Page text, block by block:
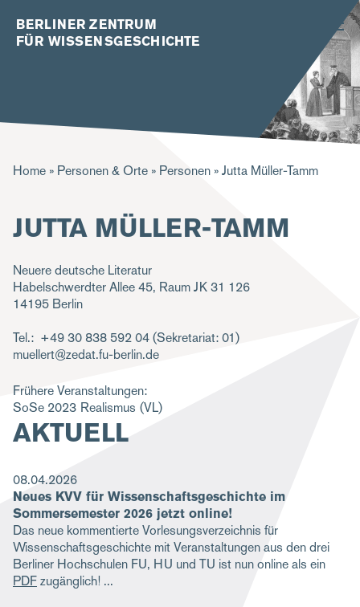
BERLINER ZENTRUM
FÜR WISSENSGESCHICHTE
P
a
n
a
v
i
g
a
t
o
n
Home Personen & Orte Personen Jutta Müller-Tamm
JUTTA MÜLLER-TAMM
Neuere deutsche Literatur
Habelschwerdter Allee 45, Raum JK 31 126
14195 Berlin
Tel.
+49 30 838 592 04 (Sekretariat: 01)
muellert@zedat.fu-berlin.de
Frühere Veranstaltungen:
SoSe 2023 Realismus (VL)
AKTUELL
08.04.2026
Neues KVV für Wissenschaftsgeschichte im
Sommersemester 2026 jetzt online!
Das neue kommentierte Vorlesungsverzeichnis für
Wissenschaftsgeschichte mit Veranstaltungen aus den drei
Berliner Hochschulen FU, HU und TU ist nun online als ein
PDFzugänglich!